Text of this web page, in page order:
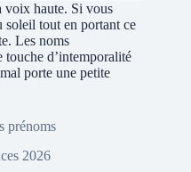
voix haute. Si vous
soleil tout en portant ce
Les noms
d’intemporalité
porte une petite
prénoms
2026